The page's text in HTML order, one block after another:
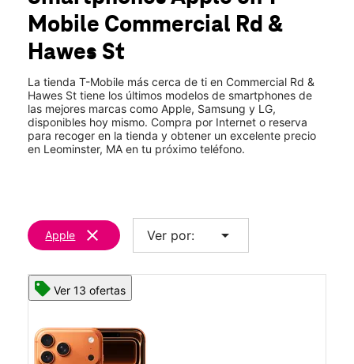
Mié.: 10:00 a.m. a 8:00 p.m.
Jue.: 10:00 a.m. a 8:00 p.m.
14 Commercial Rd #2 Leominster, MA 01453
Mobile Commercial Rd &
Hawes St
La tienda T-Mobile más cerca de ti en Commercial Rd &
Hawes St tiene los últimos modelos de smartphones de
las mejores marcas como Apple, Samsung y LG,
disponibles hoy mismo. Compra por Internet o reserva
para recoger en la tienda y obtener un excelente precio
en Leominster, MA en tu próximo teléfono.
Apple clear Ver por: arrow_drop_down
Ver 13 ofertas